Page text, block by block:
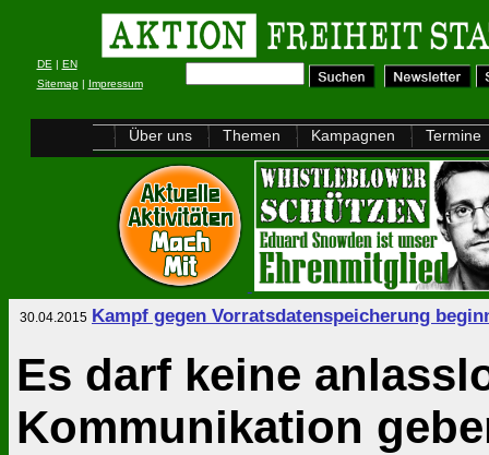
DE | EN
Sitemap| Impressum
Über uns Themen Kampagnen Termine
30.04.2015 Kampf gegen Vorratsdatenspeicherung
Es darf keine
Kommunikation